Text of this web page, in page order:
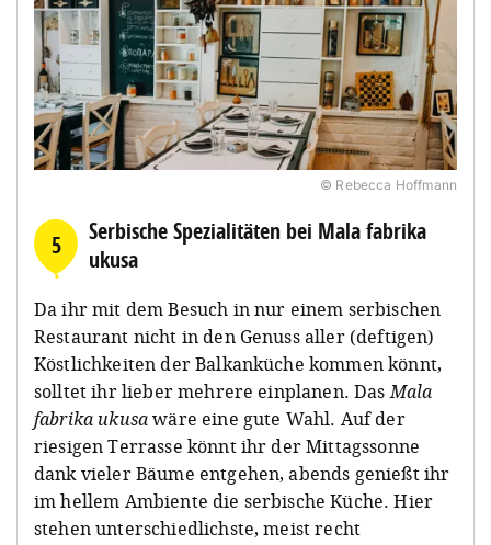
© Rebecca Hoffmann
5
Serbische Spezialitäten bei Mala fabrika
ukusa
Da ihr mit dem Besuch in nur einem serbischen
Restaurant nicht in den Genuss aller (deftigen)
Köstlichkeiten der Balkanküche kommen könnt,
solltet ihr lieber mehrere einplanen. DasMala
fabrika ukusawäre eine gute Wahl. Auf der
riesigen Terrasse könnt ihr der Mittagssonne
dank vieler Bäume entgehen, abends genießt ihr
im hellem Ambiente die serbische Küche. Hier
stehen unterschiedlichste, meist recht